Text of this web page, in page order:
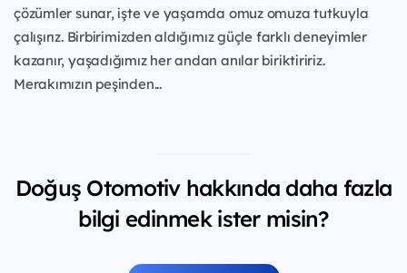
çözümler sunar, işte ve yaşamda omuz omuza tutkuyla
çalışırız. Birbirimizden aldığımız güçle farklı deneyimler
kazanır, yaşadığımız her andan anılar biriktiririz.
Merakımızın peşinden...
Doğuş Otomotiv hakkında daha fazla
bilgi edinmek ister misin?